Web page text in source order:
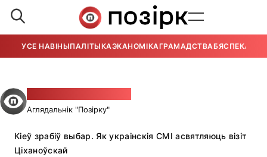
УСЕ НАВІНЫПАЛІТЫКАЭКАНОМІКАГРАМАДСТВАБЯСПЕКА
Аглядальнік "Позірку"
Кіеў зрабіў выбар. Як украінскія СМІ асвятляюць візіт
Ціханоўскай